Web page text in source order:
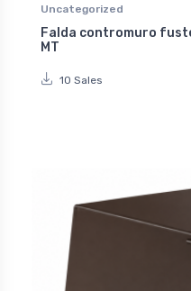
Uncategorized
Falda contromuro
MT
10 Sales